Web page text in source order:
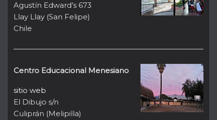
Agustín Edward’s 673
Llay Llay (San Felipe)
Chile
Centro Educacional Menesiano
sitio web
El Dibujo s/n
Culiprán (Melipilla)